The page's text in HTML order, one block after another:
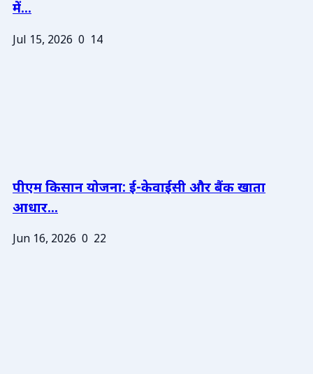
में...
Jul 15, 2026 0 14
पीएम किसान योजना: ई-केवाईसी और बैंक खाता
आधार...
Jun 16, 2026 0 22